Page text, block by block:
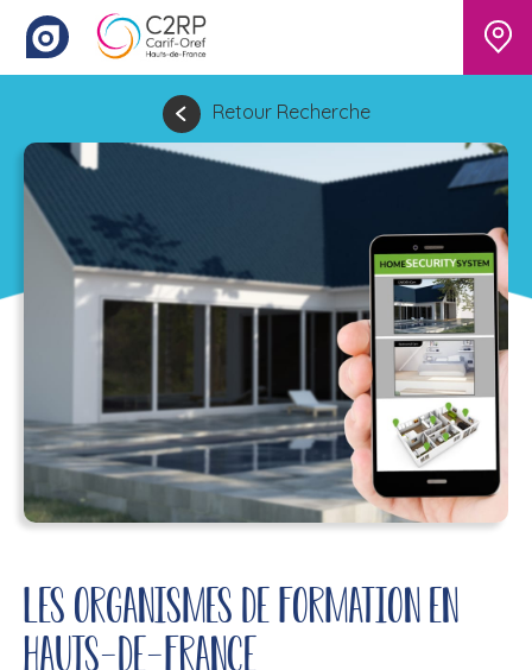
Retour Recherche
Les organismes de formation en
Hauts-de-France